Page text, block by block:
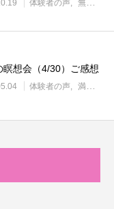
体験者の声 無料遠隔ヒーリング
瞑想会（4/30）ご感想
体験者の声 満月の瞑想会